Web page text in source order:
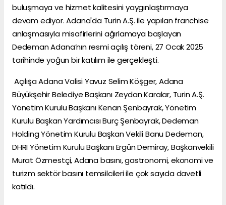
buluşmaya ve hizmet kalitesini yaygınlaştırmaya
devam ediyor. Adana'da Turin A.Ş. ile yapılan franchise
anlaşmasıyla misafirlerini ağırlamaya başlayan
Dedeman Adana’nın resmi açılış töreni, 27 Ocak 2025
tarihinde yoğun bir katılım ile gerçekleşti.
Açılışa Adana Valisi Yavuz Selim Köşger, Adana
Büyükşehir Belediye Başkanı Zeydan Karalar, Turin A.Ş.
Yönetim Kurulu Başkanı Kenan Şenbayrak, Yönetim
Kurulu Başkan Yardımcısı Burç Şenbayrak, Dedeman
Holding Yönetim Kurulu Başkan Vekili Banu Dedeman,
DHRI Yönetim Kurulu Başkanı Ergün Demiray, Başkanvekili
Murat Özmestçi, Adana basını, gastronomi, ekonomi ve
turizm sektör basını temsilcileri ile çok sayıda davetli
katıldı.